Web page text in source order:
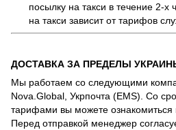
посылку на такси в течение 2-х
на такси зависит от тарифов
ДОСТАВКА ЗА ПРЕДЕЛЫ
Мы работаем со следующими
Nova.Global, Укрпочта (EMS). Со
тарифами вы можете ознакомиться
Перед отправкой менеджер